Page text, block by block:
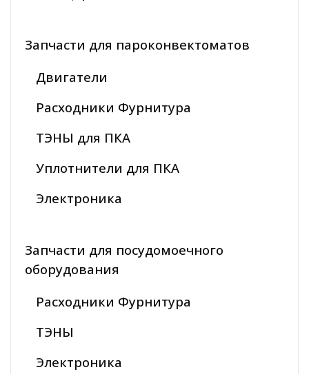
Запчасти для пароконвектоматов
Двигатели
Расходники Фурнитура
ТЭНЫ для ПКА
Уплотнители для ПКА
Электроника
Запчасти для посудомоечного
оборудования
Расходники Фурнитура
ТЭНЫ
Электроника